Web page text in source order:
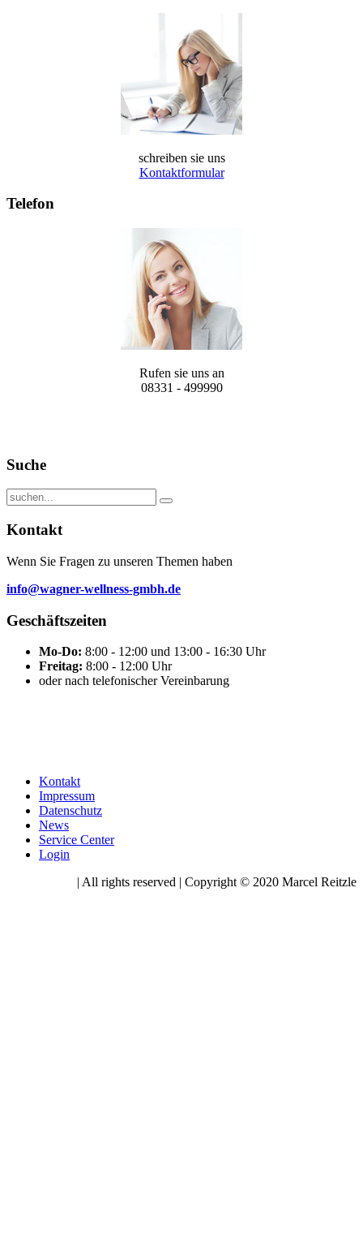
schreiben sie uns
Kontaktformular
Telefon
Rufen sie uns an
08331 - 499990
Suche
Kontakt
Wenn Sie Fragen zu unseren Themen haben
info@wagner-wellness-gmbh.de
Geschäftszeiten
Mo-Do: 8:00 - 12:00 und 13:00 - 16:30 Uhr
Freitag: 8:00 - 12:00 Uhr
oder nach telefonischer Vereinbarung
Kontakt
Impressum
Datenschutz
News
Service Center
Login
| All rights reserved | Copyright © 2020 Marcel Reitzle